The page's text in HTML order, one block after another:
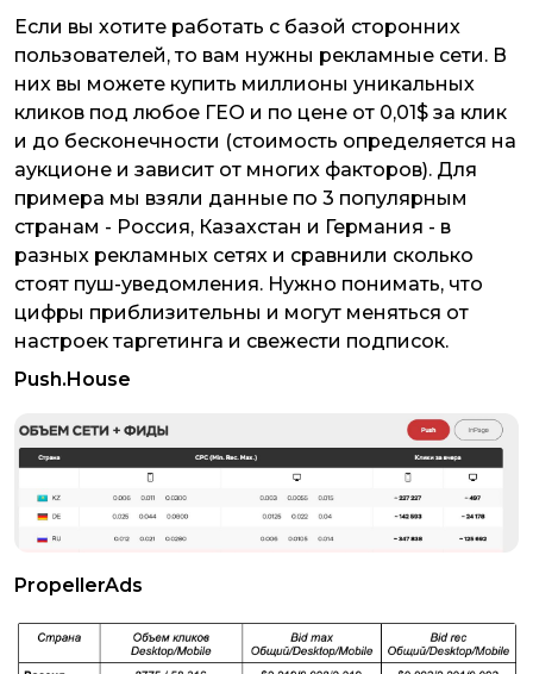
Если вы хотите работать с базой сторонних
пользователей, то вам нужны рекламные сети. В
них вы можете купить миллионы уникальных
кликов под любое ГЕО и по цене от 0,01$ за клик
и до бесконечности (стоимость определяется на
аукционе и зависит от многих факторов). Для
примера мы взяли данные по 3 популярным
странам - Россия, Казахстан и Германия - в
разных рекламных сетях и сравнили сколько
стоят пуш-уведомления. Нужно понимать, что
цифры приблизительны и могут меняться от
настроек таргетинга и свежести подписок.
Push.House
PropellerAds